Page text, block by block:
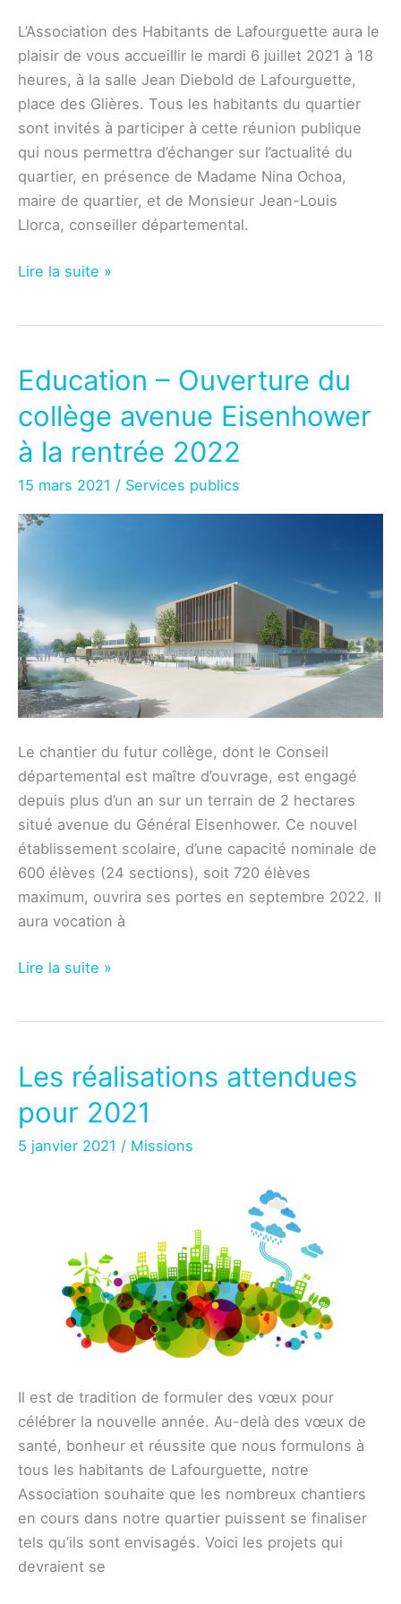
L’Association des Habitants de Lafourguette aura le
plaisir de vous accueillir le mardi 6 juillet 2021 à 18
heures, à la salle Jean Diebold de Lafourguette,
place des Glières. Tous les habitants du quartier
sont invités à participer à cette réunion publique
qui nous permettra d’échanger sur l’actualité du
quartier, en présence de Madame Nina Ochoa,
maire de quartier, et de Monsieur Jean-Louis
Llorca, conseiller départemental.
Association
du
mardi
6
juillet
2021
Lire la suite »
Education – Ouverture du
collège avenue Eisenhower
à la rentrée 2022
15 mars 2021 / Services publics
Le chantier du futur collège, dont le Conseil
départemental est maître d’ouvrage, est engagé
depuis plus d’un an sur un terrain de 2 hectares
situé avenue du Général Eisenhower. Ce nouvel
établissement scolaire, d’une capacité nominale de
600 élèves (24 sections), soit 720 élèves
maximum, ouvrira ses portes en septembre 2022. Il
aura vocation à
Education
collège
avenue
Eisenhower
Lire la suite »
Les réalisations attendues
pour 2021
5 janvier 2021 / Missions
Il est de tradition de formuler des vœux pour
célébrer la nouvelle année. Au-delà des vœux de
santé, bonheur et réussite que nous formulons à
tous les habitants de Lafourguette, notre
Association souhaite que les nombreux chantiers
en cours dans notre quartier puissent se finaliser
tels qu’ils sont envisagés. Voici les projets qui
devraient se